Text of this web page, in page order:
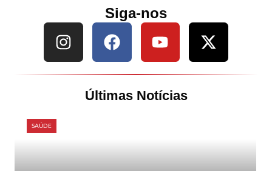
Siga-nos
Últimas Notícias
SAÚDE